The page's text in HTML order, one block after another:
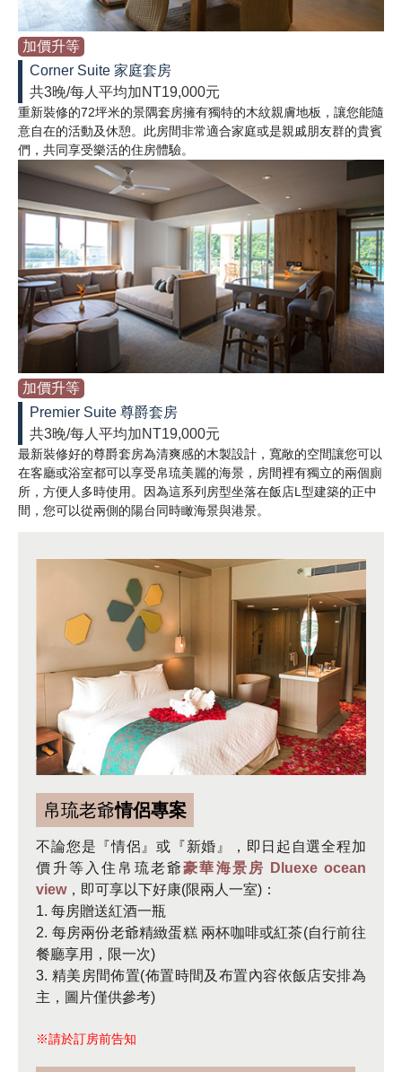
加價升等
Corner Suite 家庭套房
共3晚/每人平均加NT19,000元
重新裝修的72坪米的景隅套房擁有獨特的木紋親膚地板，讓您能隨
意自在的活動及休憩。此房間非常適合家庭或是親戚朋友群的貴賓
們，共同享受樂活的住房體驗。
加價升等
Premier Suite 尊爵套房
共3晚/每人平均加NT19,000元
最新裝修好的尊爵套房為清爽感的木製設計，寬敞的空間讓您可以
在客廳或浴室都可以享受帛琉美麗的海景，房間裡有獨立的兩個廁
所，方便人多時使用。因為這系列房型坐落在飯店L型建築的正中
間，您可以從兩側的陽台同時瞰海景與港景。
帛琉老爺情侶專案
不論您是『情侶』或『新婚』，即日起自選全程加
價升等入住帛琉老爺豪華海景房 Dluexe ocean
view，即可享以下好康(限兩人一室)：
1. 每房贈送紅酒一瓶
2. 每房兩份老爺精緻蛋糕 兩杯咖啡或紅茶(自行前往
餐廳享用，限一次)
3. 精美房間佈置(佈置時間及布置內容依飯店安排為
主，圖片僅供參考)
※請於訂房前告知